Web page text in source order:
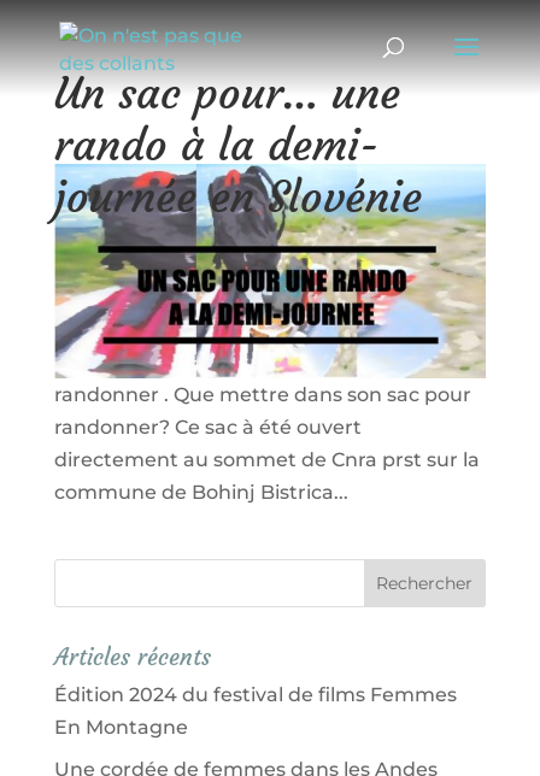
Un sac pour… une
rando à la demi-
journée en Slovénie
24/08/2015|Un sac pour...
Un sac pour une activité ouverte à tous
cette fois-ci: la randonnée à pied! Nous vous
ouvrons aujourd’hui notre sac pour
randonner . Que mettre dans son sac pour
randonner? Ce sac à été ouvert
directement au sommet de Cnra prst sur la
commune de Bohinj Bistrica...
Articles récents
Édition 2024 du festival de films Femmes
En Montagne
Une cordée de femmes dans les Andes